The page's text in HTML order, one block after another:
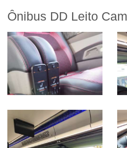
Ônibus DD Leito